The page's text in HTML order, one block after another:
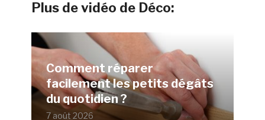
Plus de vidéo de Déco:
Comment réparer
facilement les petits dégâts
du quotidien ?
7 août 2026